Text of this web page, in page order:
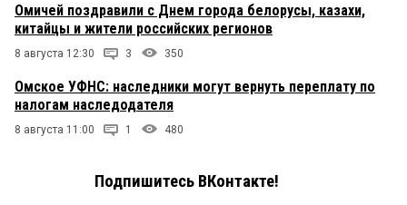
Омичей поздравили с Днем города белорусы, казахи,
китайцы и жители российских регионов
8 августа 12:30 3 350
Омское УФНС: наследники могут вернуть переплату по
налогам наследодателя
8 августа 11:00 1 480
Подпишитесь ВКонтакте!